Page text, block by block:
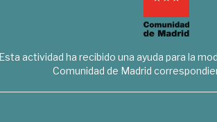
Esta actividad ha recibido una ayuda para la
Comunidad de Madrid